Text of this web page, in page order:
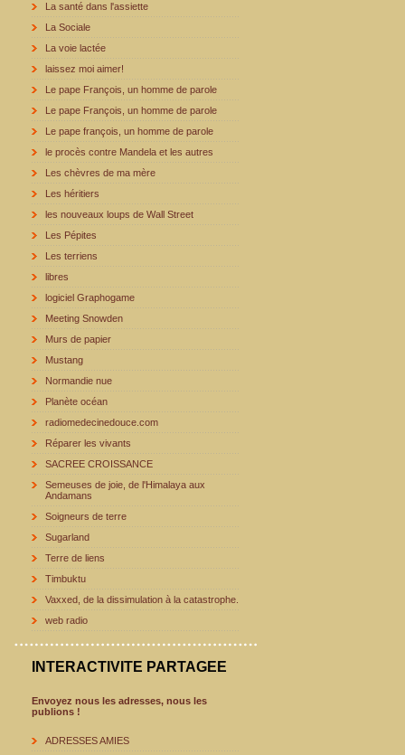
La santé dans l'assiette
La Sociale
La voie lactée
laissez moi aimer!
Le pape François, un homme de parole
Le pape François, un homme de parole
Le pape françois, un homme de parole
le procès contre Mandela et les autres
Les chèvres de ma mère
Les héritiers
les nouveaux loups de Wall Street
Les Pépites
Les terriens
libres
logiciel Graphogame
Meeting Snowden
Murs de papier
Mustang
Normandie nue
Planète océan
radiomedecinedouce.com
Réparer les vivants
SACREE CROISSANCE
Semeuses de joie, de l'Himalaya aux
Andamans
Soigneurs de terre
Sugarland
Terre de liens
Timbuktu
Vaxxed, de la dissimulation à la catastrophe.
web radio
INTERACTIVITE PARTAGEE
Envoyez nous les adresses, nous les
publions !
ADRESSES AMIES